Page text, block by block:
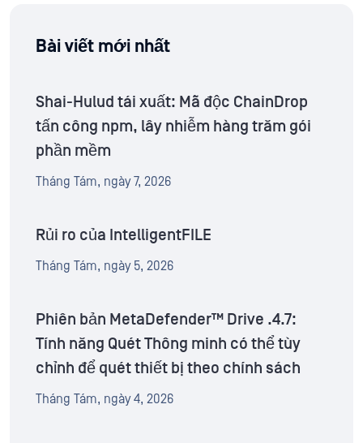
Bài viết mới nhất
Shai-Hulud tái xuất: Mã độc ChainDrop
tấn công npm, lây nhiễm hàng trăm gói
phần mềm
Tháng Tám, ngày 7, 2026
Rủi ro của IntelligentFILE
Tháng Tám, ngày 5, 2026
Phiên bản MetaDefender™ Drive .4.7:
Tính năng Quét Thông minh có thể tùy
chỉnh để quét thiết bị theo chính sách
Tháng Tám, ngày 4, 2026